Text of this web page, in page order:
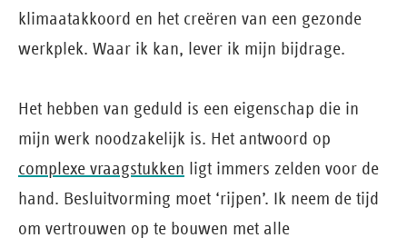
klimaatakkoord en het creëren van een gezonde
werkplek. Waar ik kan, lever ik mijn bijdrage.
Het hebben van geduld is een eigenschap die in
mijn werk noodzakelijk is. Het antwoord op
complexe vraagstukken ligt immers zelden voor de
hand. Besluitvorming moet ‘rijpen’. Ik neem de tijd
om vertrouwen op te bouwen met alle